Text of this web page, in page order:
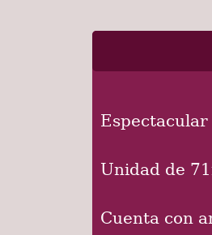
Unidad de
Cuenta con